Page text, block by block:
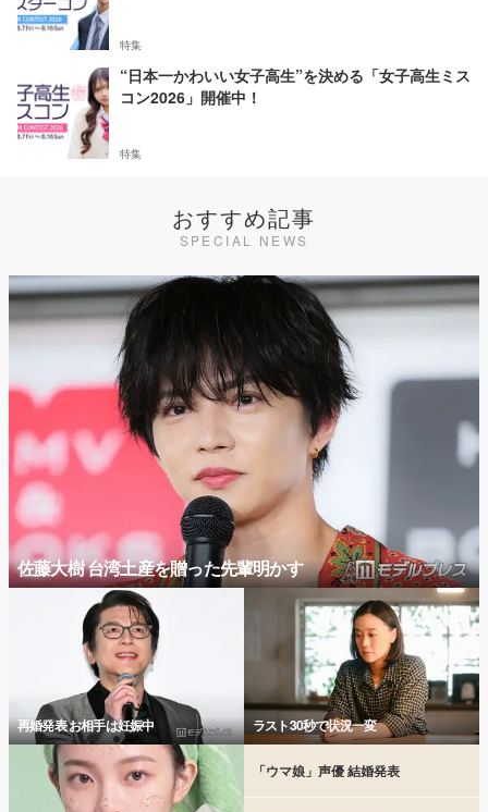
特集
“日本一かわいい女子高生”を決める「女子高生ミス
コン2026」開催中！
特集
おすすめ記事
SPECIAL NEWS
佐藤大樹 台湾土産を贈った先輩明かす
再婚発表 お相手は妊娠中 ラスト30秒で状況一変
「ウマ娘」声優 結婚発表